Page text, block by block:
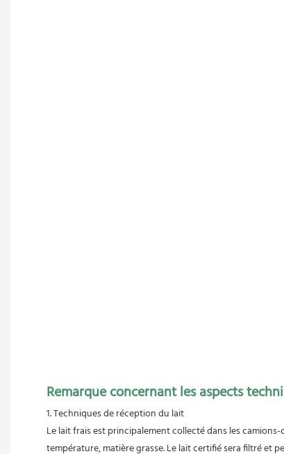
Remarque concernant les aspects
1. Techniques de réception du lait
Le lait frais est principalement collecté dans les
température, matière grasse. Le lait certifié sera filtré et